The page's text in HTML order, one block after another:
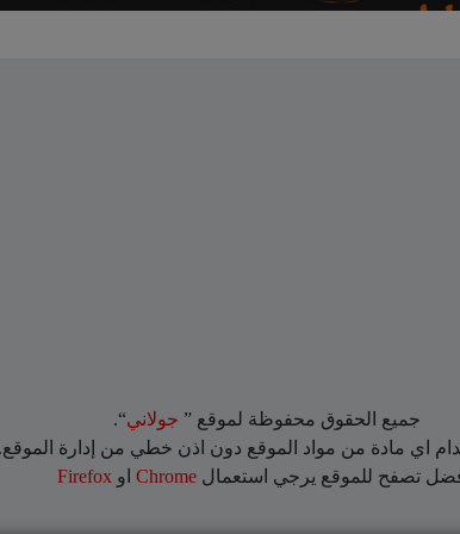
جميع الحقوق محفوظة لموقع ” جولاني“.
اي مادة من مواد الموقع دون اذن خطي من إدارة
تصفح للموقع يرجي استعمال Chrome او Firefox